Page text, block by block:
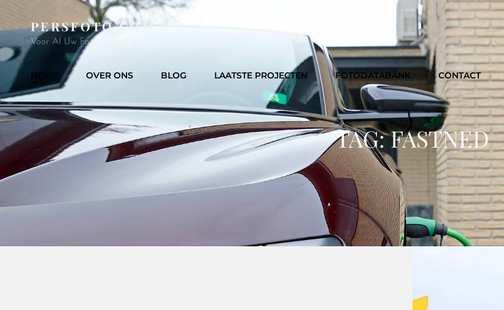
PERSFOTO.COM
Voor Al Uw Fotowerkzaamheden En Opdrachten
HOME OVER ONS BLOG LAATSTE PROJECTEN FOTODATABANK CONTACT
TAG:FASTNED